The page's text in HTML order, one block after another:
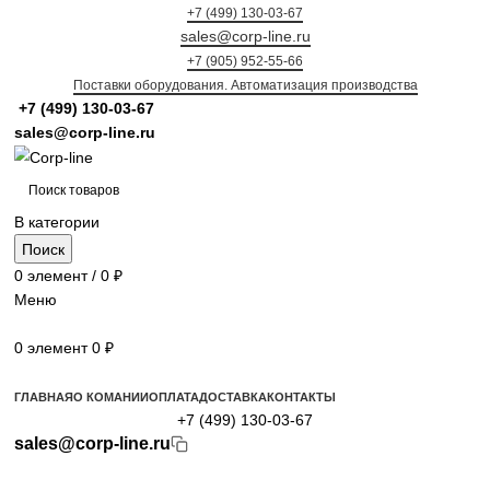
+7 (499) 130-03-67
sales@corp-line.ru
+7 (905) 952-55-66
Поставки оборудования. Автоматизация производства
+7 (499) 130-03-67
sales@corp-line.ru
В категории
Поиск
Меню
0элемент 0₽
Просмотр категорий
ГЛАВНАЯО КОМАНИИОПЛАТА